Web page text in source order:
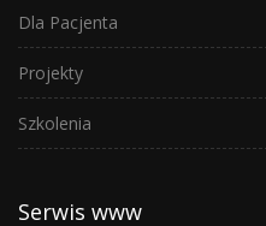
Dla Pacjenta
Projekty
Szkolenia
Serwis www